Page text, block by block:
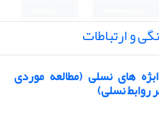
و ارتباطات
های نسلی (مطالعه موردی
روابط نسلی)